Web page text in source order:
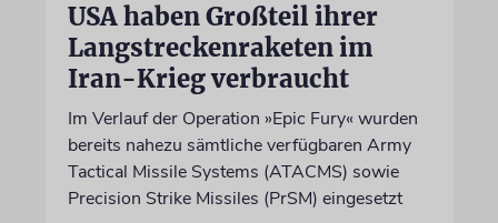
USA haben Großteil ihrer
Langstreckenraketen im
Iran-Krieg verbraucht
Im Verlauf der Operation »Epic Fury« wurden
bereits nahezu sämtliche verfügbaren Army
Tactical Missile Systems (ATACMS) sowie
Precision Strike Missiles (PrSM) eingesetzt